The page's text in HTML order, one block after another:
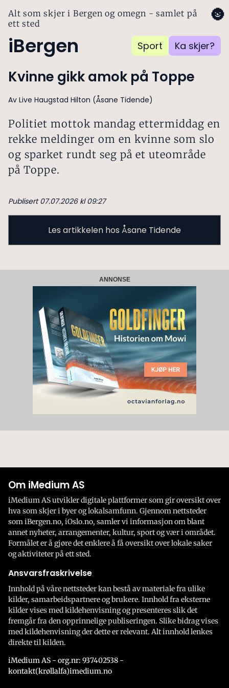
Alt som skjer i Bergen og omegn - samlet på
ett sted
iBergen Sport Ka skjer?
🌚
Kvinne gikk amok på Toppe
Av Live Haugstad Hilton (Åsane Tidende)
Politiet mottok mandag ettermiddag en
rekke meldinger om en kvinne som slo
og sparket rundt seg på et uteområde
på Toppe.
Publisert 07.07.2026 kl 09:27
Les artikkelen hos Åsane Tidende
ANNONSE
Om iMedium AS
iMedium AS utvikler digitale plattformer som gir oversikt over
hva som skjer i byer og lokalsamfunn. Gjennom nettsteder
som iBergen.no, iOslo.no, samler vi informasjon om blant
annet nyheter, arrangementer, kultur, sport og vær i området.
Formålet er å gjøre det enklere å få oversikt over lokale saker
og aktiviteter på ett sted.
Ansvarsfraskrivelse
Innhold på våre nettsteder kan bestå av materiale fra ulike
kilder, samarbeidspartnere og brukere. Innhold fra eksterne
kilder vises med kildehenvisning og presenteres slik det
fremgår fra den opprinnelige publiseringen. Slike bidrag vises
med kildehenvisning der dette er relevant. Alt innhold lenkes
direkte til kilden.
iMedium AS - org.nr: 937402538 -
kontakt(krøllalfa)imedium.no